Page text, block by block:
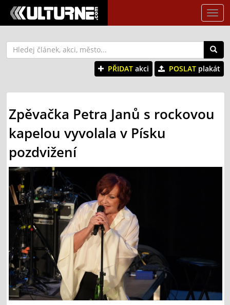
PŘIDAT akci POSLAT plakát
Zpěvačka Petra Janů s rockovou
kapelou vyvolala v Písku
pozdvižení